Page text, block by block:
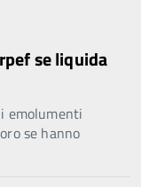
se liquida
emolumenti
se hanno